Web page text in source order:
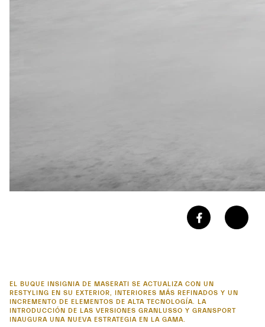
EL BUQUE INSIGNIA DE MASERATI SE ACTUALIZA CON UN
RESTYLING EN SU EXTERIOR, INTERIORES MÁS REFINADOS Y UN
INCREMENTO DE ELEMENTOS DE ALTA TECNOLOGÍA. LA
INTRODUCCIÓN DE LAS VERSIONES GRANLUSSO Y GRANSPORT
INAUGURA UNA NUEVA ESTRATEGIA EN LA GAMA.